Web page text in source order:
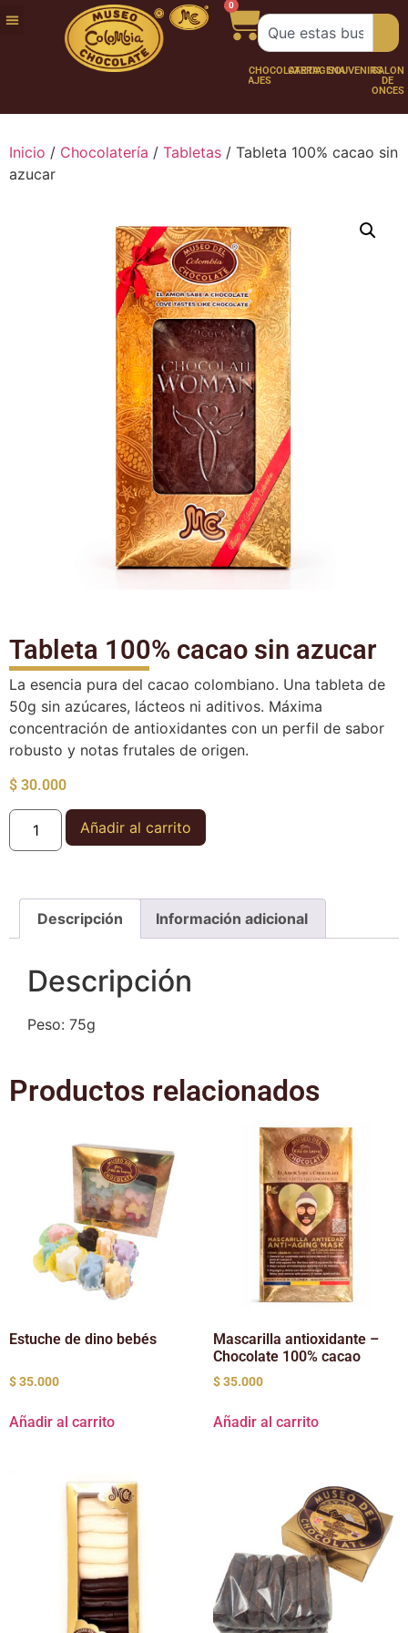
0
FUNDACIÓNNUESTRA
PERSONAJES
CHOCOLATERÍA
CARTAGENASOUVENIRSSALÓN
DE
ONCES
Inicio / Chocolatería / Tabletas / Tableta 100% cacao sin
azucar
Tableta 100% cacao sin azucar
La esencia pura del cacao colombiano. Una tableta de
50g sin azúcares, lácteos ni aditivos. Máxima
concentración de antioxidantes con un perfil de sabor
robusto y notas frutales de origen.
$ 30.000
Añadir al carrito
Descripción Información adicional
Descripción
Peso: 75g
Productos relacionados
Estuche de dino bebés
$35.000
Añadir al carrito
Mascarilla antioxidante –
Chocolate 100% cacao
$35.000
Añadir al carrito